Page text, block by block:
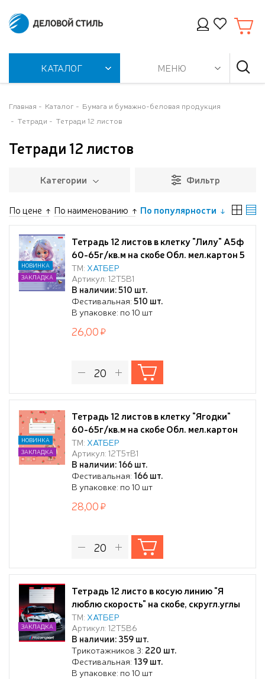
КАТАЛОГ МЕНЮ
Главная Каталог
Бумага и бумажно-беловая продукция
Тетради
Тетради 12 листов
Тетради 12 листов
Категории Фильтр
По цене По наименованию По популярности
Тетрадь 12 листов в клетку "Лилу" А5ф
60-65г/кв.м на скобе Обл. мел.картон 5
диз.в блоке скругл.углы
ТМ: ХАТБЕР
Артикул: 12Т5В1
В наличии: 510 шт.
Фестивальная:510 шт.
В упаковке: по 10 шт
НОВИНКА
ЗАКЛАДКА
26,00
Тетрадь 12 листов в клетку "Ягодки"
60-65г/кв.м на скобе Обл. мел.картон
тиснение 5 диз.в блоке скругл.углы
ТМ: ХАТБЕР
Артикул: 12Т5тВ1
В наличии: 166 шт.
Фестивальная: 166 шт.
В упаковке: по 10 шт
НОВИНКА
ЗАКЛАДКА
28,00
Тетрадь 12 листо в косую линию "Я
люблю скорость" на скобе, скругл.углы
ТМ: ХАТБЕР
Артикул: 12Т5В6
В наличии: 359 шт.
Трикотажников 3: 220 шт.
Фестивальная: 139 шт.
В упаковке: по 10 шт
ЗАКЛАДКА